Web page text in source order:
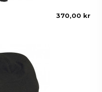
370,00 kr